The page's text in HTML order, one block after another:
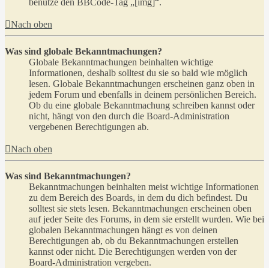
Nach oben
Was sind globale Bekanntmachungen?
Globale Bekanntmachungen beinhalten wichtige
Informationen, deshalb solltest du sie so bald wie möglich
lesen. Globale Bekanntmachungen erscheinen ganz oben in
jedem Forum und ebenfalls in deinem persönlichen Bereich.
Ob du eine globale Bekanntmachung schreiben kannst oder
nicht, hängt von den durch die Board-Administration
vergebenen Berechtigungen ab.
Nach oben
Was sind Bekanntmachungen?
Bekanntmachungen beinhalten meist wichtige Informationen
zu dem Bereich des Boards, in dem du dich befindest. Du
solltest sie stets lesen. Bekanntmachungen erscheinen oben
auf jeder Seite des Forums, in dem sie erstellt wurden. Wie bei
globalen Bekanntmachungen hängt es von deinen
Berechtigungen ab, ob du Bekanntmachungen erstellen
kannst oder nicht. Die Berechtigungen werden von der
Board-Administration vergeben.